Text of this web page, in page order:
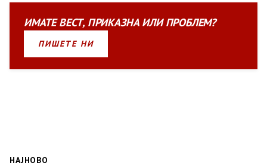
ИМАТЕВЕСТ, ПРИКАЗНАИЛИПРОБЛЕМ?
ПИШЕТЕ НИ
НАЈНОВО